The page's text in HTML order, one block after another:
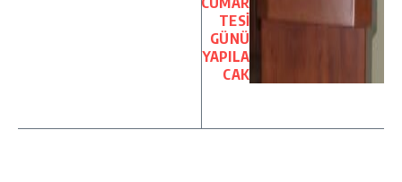
TESİ
GÜNÜ
YAPILA
CAK